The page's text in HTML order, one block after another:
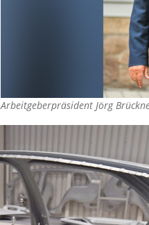
Arbeitgeberpräsident Jörg